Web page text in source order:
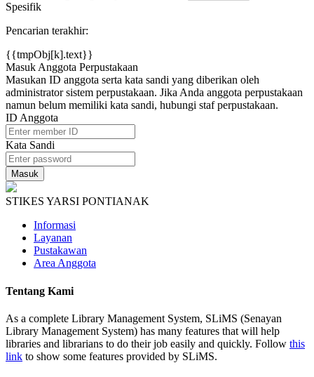
Spesifik
Pencarian terakhir:
{{tmpObj[k].text}}
Masuk Anggota Perpustakaan
Masukan ID anggota serta kata sandi yang diberikan oleh
administrator sistem perpustakaan. Jika Anda anggota perpustakaan
namun belum memiliki kata sandi, hubungi staf perpustakaan.
ID Anggota
Kata Sandi
STIKES YARSI PONTIANAK
Informasi
Layanan
Pustakawan
Area Anggota
Tentang Kami
As a complete Library Management System, SLiMS (Senayan
Library Management System) has many features that will help
libraries and librarians to do their job easily and quickly. Follow this
link to show some features provided by SLiMS.